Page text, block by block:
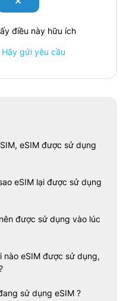
điều này hữu ích
Hãy gửi yêu cầu
eSIM được sử dụng
eSIM lại được sử dụng
được sử dụng vào lúc
nào eSIM được sử dụng,
sử dụng eSIM ?